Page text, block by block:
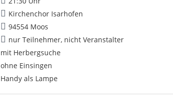
Kirchenchor Isarhofen
94554 Moos
nur Teilnehmer, nicht Veranstalter
mit Herbergsuche
ohne Einsingen
Handy als Lampe